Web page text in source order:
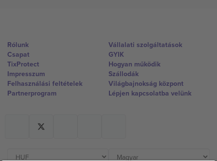
Rólunk
Csapat
TixProtect
Impresszum
Felhasználási feltételek
Partnerprogram
Vállalati szolgáltatások
GYIK
Hogyan működik
Szállodák
Világbajnokság központ
Lépjen kapcsolatba velünk